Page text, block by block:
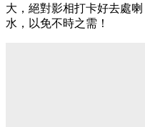
大，絕對影相打卡好去處
水，以免不時之需！